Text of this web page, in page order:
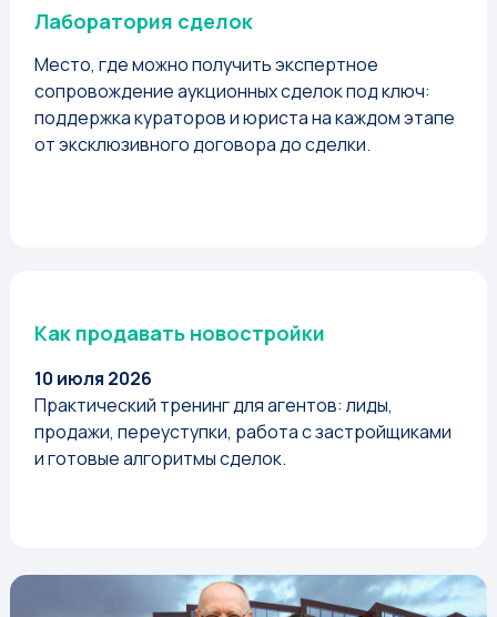
Лаборатория сделок
Место, где можно получить экспертное
сопровождение аукционных сделок под ключ:
поддержка кураторов и юриста на каждом этапе
от эксклюзивного договора до сделки.
Как продавать новостройки
10 июля 2026
Практический тренинг для агентов: лиды,
продажи, переуступки, работа с застройщиками
и готовые алгоритмы сделок.